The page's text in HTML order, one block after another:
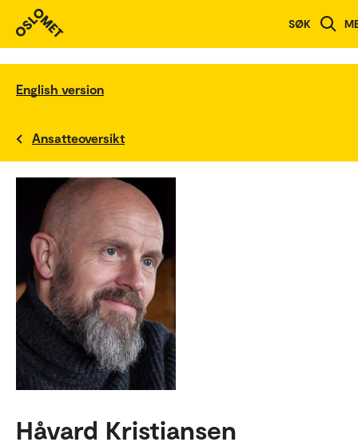
SØK
English version
Ansatteoversikt
Håvard Kristiansen